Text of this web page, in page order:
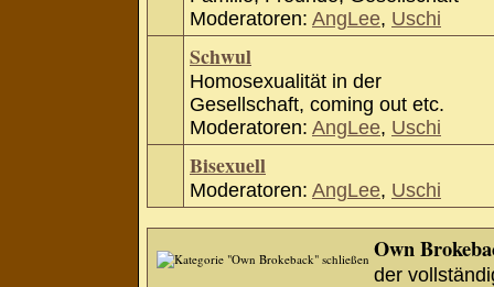
Moderatoren: AngLee, Uschi
Schwul
Homosexualität in der
Gesellschaft, coming out etc.
Moderatoren: AngLee, Uschi
Bisexuell
Moderatoren: AngLee, Uschi
Own
der